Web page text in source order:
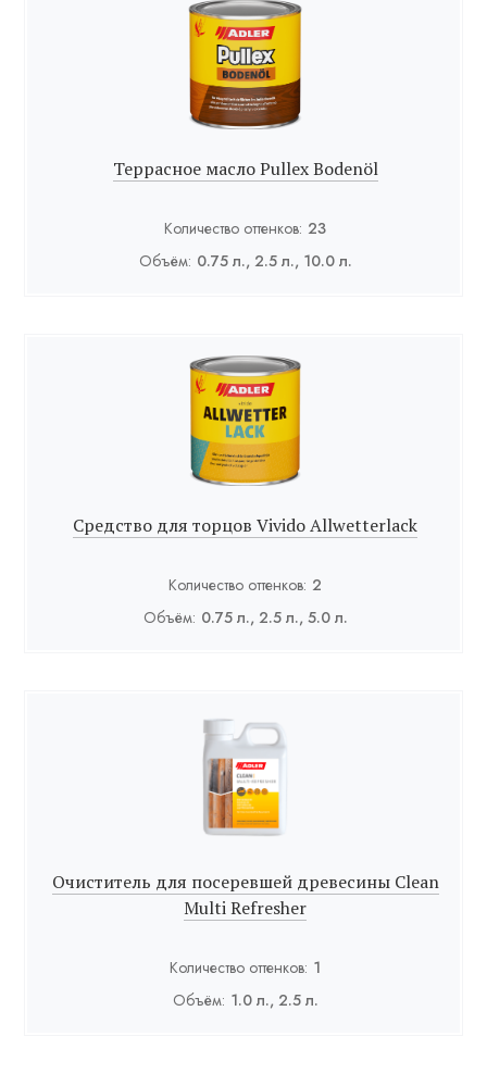
Террасное масло Pullex Bodenöl
Количество оттенков: 23
Объём: 0.75 л., 2.5 л., 10.0 л.
Средство для торцов Vivido Allwetterlack
Количество оттенков: 2
Объём: 0.75 л., 2.5 л., 5.0 л.
Очиститель для посеревшей древесины Clean
Multi Refresher
Количество оттенков: 1
Объём: 1.0 л., 2.5 л.